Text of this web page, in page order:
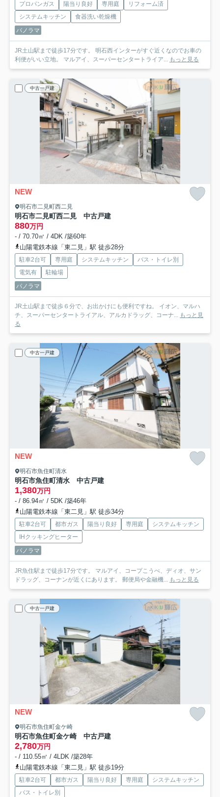
プロパンガス 陽当り良好 専用庭
リフォーム済
システムキッチン
食器洗い乾燥機
パノラマ
JR土山駅まで徒歩17分です。 明石西インターがすぐ近くなのでお車の
利便がいい立地。 マルアイ、スーパーセンタートライア... もっと見る
中古一戸建
NEW
明石市二見町西二見
明石市二見町西二見 中古戸建
880万円
- / 70.70㎡ / 4DK /築60年
山陽電鉄本線「東二見」駅 徒歩28分
駐車2台可 専用庭 システムキッチン
バス・トイレ別
電気有
駐輪場
パノラマ
JR土山駅まで徒歩６分で、お出かけにも便利ですね。 イオン、マルハ
チ、スーパーセンタートライアル、アルカドラッグ、コーナ... もっと見
る
中古一戸建
NEW
明石市魚住町清水
明石市魚住町清水 中古戸建
1,380万円
- / 86.94㎡ / 5DK /築46年
山陽電鉄本線「東二見」駅 徒歩34分
駐車2台可 都市ガス 陽当り良好 専用庭
システムキッチン
IHクッキングヒーター
パノラマ
JR魚住駅まで徒歩17分です。 マルアイ、コープこうべ、ディオ、サン
ドラッグ、コーナンが近くにあります。 郵便局や金融機... もっと見る
中古一戸建
NEW
明石市魚住町金ケ崎
明石市魚住町金ケ崎 中古戸建
2,780万円
- / 110.55㎡ / 4LDK /築28年
山陽電鉄本線「東二見」駅 徒歩19分
駐車2台可 都市ガス 陽当り良好 専用庭
システムキッチン
バス・トイレ別